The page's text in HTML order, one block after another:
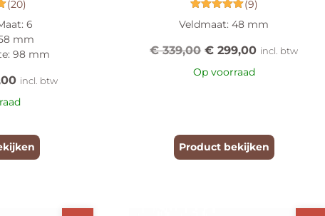
(20)
6
mm
98 mm
incl. btw
5.00
(9)
Veldmaat: 48 mm
€339,00 € 299,00 incl. btw
Op voorraad
Product bekijken